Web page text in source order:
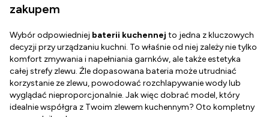
zakupem
Wybór odpowiedniej baterii kuchennej to jedna z kluczowych
decyzji przy urządzaniu kuchni. To właśnie od niej zależy nie tylko
komfort zmywania i napełniania garnków, ale także estetyka
całej strefy zlewu. Źle dopasowana bateria może utrudniać
korzystanie ze zlewu, powodować rozchlapywanie wody lub
wyglądać nieproporcjonalnie. Jak więc dobrać model, który
idealnie współgra z Twoim zlewem kuchennym? Oto kompletny